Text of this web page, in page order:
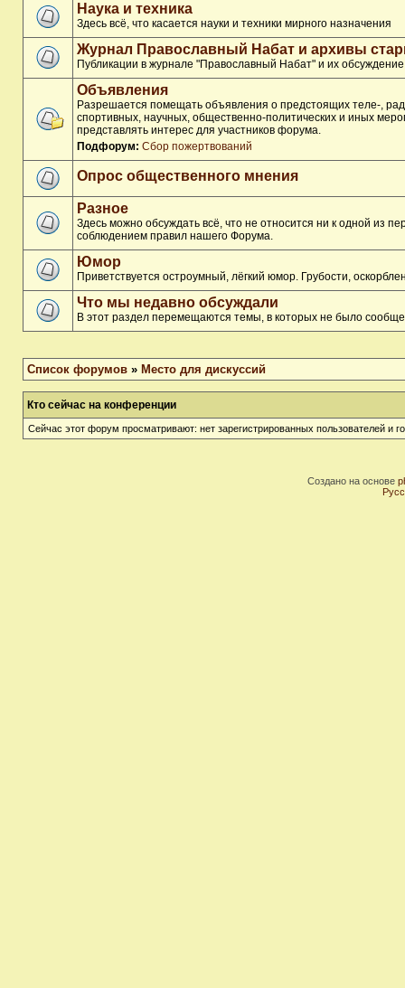
Наука и техника
Здесь всё, что касается науки и техники мирного назначения
Журнал Православный Набат и архивы
Публикации в журнале "Православный Набат" и их обсуждение
Объявления
Разрешается помещать объявления о предстоящих теле-,
спортивных, научных, общественно-политических и иных
представлять интерес для участников форума.
Подфорум: Сбор пожертвований
Опрос общественного мнения
Разное
Здесь можно обсуждать всё, что не относится ни к одной из
соблюдением правил нашего Форума.
Юмор
Приветствуется остроумный, лёгкий юмор. Грубости,
Что мы недавно обсуждали
В этот раздел перемещаются темы, в которых не было
Список форумов » Место для дискуссий
Кто сейчас на конференции
Сейчас этот форум просматривают: нет зарегистрированных пользователей и
Создано на основе